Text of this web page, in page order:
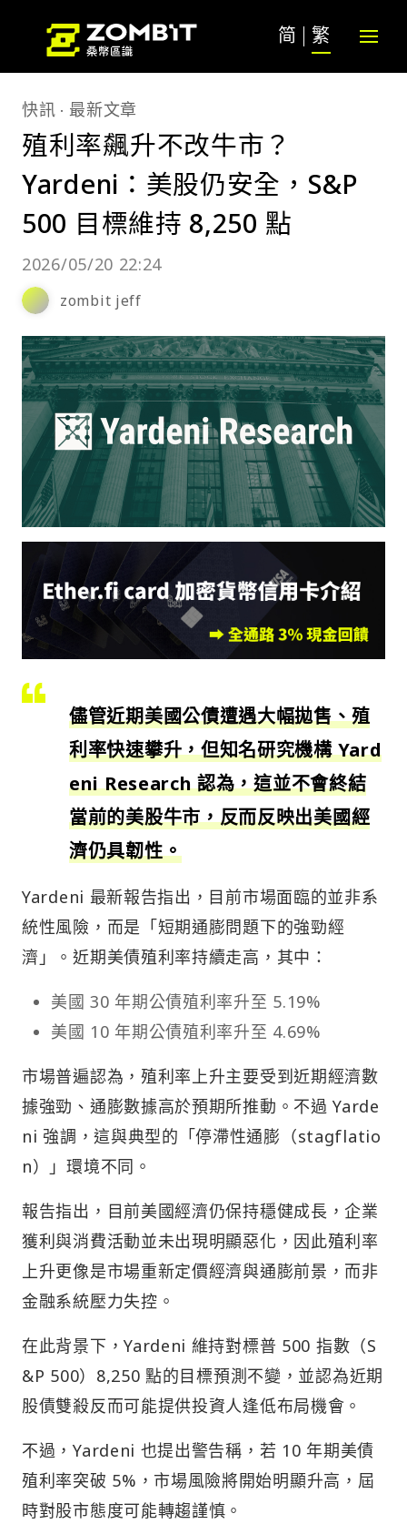
简 繁
快訊 最新文章
殖利率飆升不改牛市？
Yardeni：美股仍安全，S&P
500 目標維持 8,250 點
2026/05/20 22:24
zombit jeff
儘管近期美國公債遭遇大幅拋售、殖
利率快速攀升，但知名研究機構 Yard
eni Research 認為，這並不會終結
當前的美股牛市，反而反映出美國經
濟仍具韌性。
Yardeni 最新報告指出，目前市場面臨的並非系
統性風險，而是「短期通膨問題下的強勁經
濟」。近期美債殖利率持續走高，其中：
美國 30 年期公債殖利率升至 5.19%
美國 10 年期公債殖利率升至 4.69%
市場普遍認為，殖利率上升主要受到近期經濟數
據強勁、通膨數據高於預期所推動。不過 Yarde
ni 強調，這與典型的「停滯性通膨（stagflatio
n）」環境不同。
報告指出，目前美國經濟仍保持穩健成長，企業
獲利與消費活動並未出現明顯惡化，因此殖利率
上升更像是市場重新定價經濟與通膨前景，而非
金融系統壓力失控。
在此背景下，Yardeni 維持對標普 500 指數（S
&P 500）8,250 點的目標預測不變，並認為近期
股債雙殺反而可能提供投資人逢低布局機會。
不過，Yardeni 也提出警告稱，若 10 年期美債
殖利率突破 5%，市場風險將開始明顯升高，屆
時對股市態度可能轉趨謹慎。